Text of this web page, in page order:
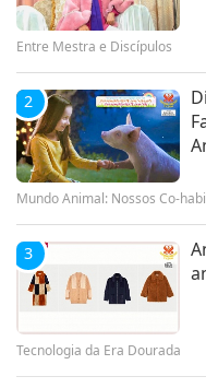
Vida Saudável
Entre Mestra e Discípulos
2
Mundo Animal: Nossos Co-
3
Tecnologia da Era Dourada